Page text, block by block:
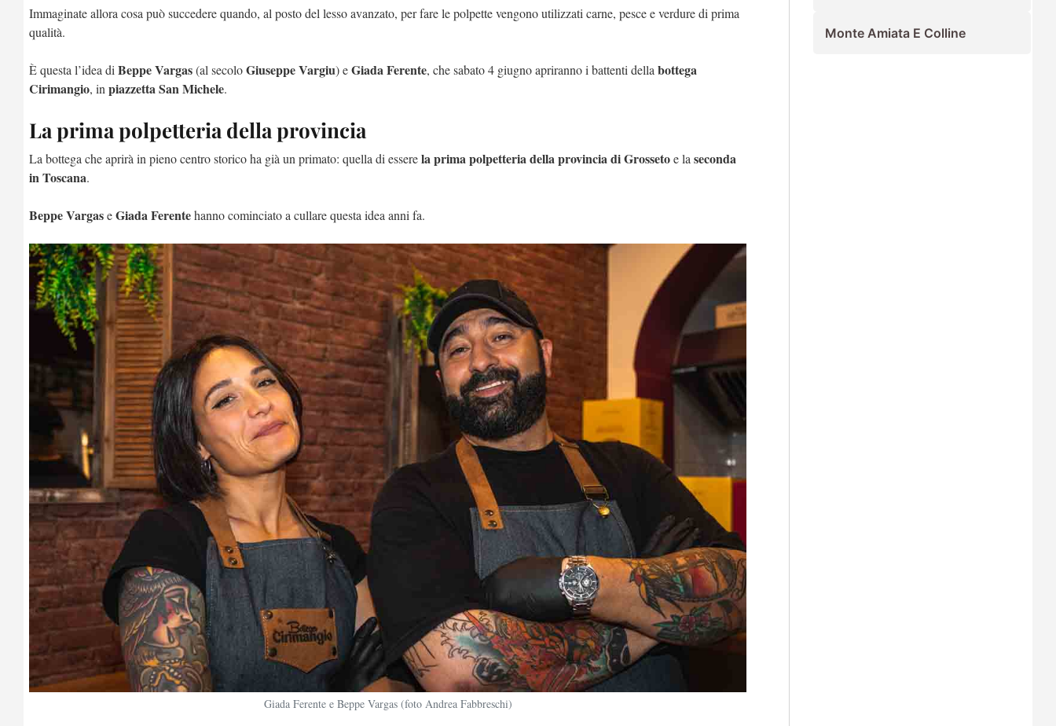
Immaginate allora cosa può succedere quando, al posto del lesso avanzato, per fare le polpette vengono utilizzati carne, pesce e verdure di prima
qualità.
È questa l’idea di Beppe Vargas(al secoloGiuseppe Vargiu) eGiada Ferente, che sabato 4 giugno apriranno i battenti della bottega
Cirimangio, in piazzetta San Michele.
La prima polpetteria della provincia
La bottega che aprirà in pieno centro storico ha già un primato: quella di esserela prima polpetteria della provincia di Grossetoe la seconda
in Toscana.
Beppe VargaseGiada Ferentehanno cominciato a cullare questa idea anni fa.
Giada Ferente e Beppe Vargas (foto Andrea Fabbreschi)
Monte Amiata E Colline